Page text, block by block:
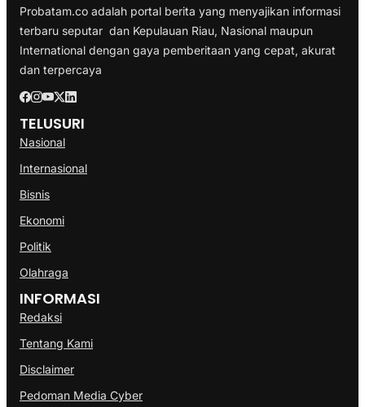
Probatam.co adalah portal berita yang menyajikan informasi
terbaru seputar dan Kepulauan Riau, Nasional maupun
International dengan gaya pemberitaan yang cepat, akurat
dan terpercaya
TELUSURI
Nasional
Internasional
Bisnis
Ekonomi
Politik
Olahraga
INFORMASI
Redaksi
Tentang Kami
Disclaimer
Pedoman Media Cyber